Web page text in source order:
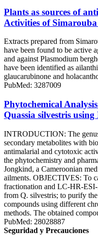
Plants as sources of
Activities of
Extracts prepared from
have been found to be active
and against Plasmodium
have been identified as
glaucarubinone and
PubMed: 3287009
Phytochemical
Quassia silvestris
INTRODUCTION: The
secondary metabolites with
antimalarial and cytotoxic
the phytochemistry and
Jongkind, a Cameroonian
ailments. OBJECTIVES: To
fractionation and LC-HR-
from Q. silvestris; to purify
compounds using different
methods. The obtained
PubMed: 28028887
Seguridad y Precauciones